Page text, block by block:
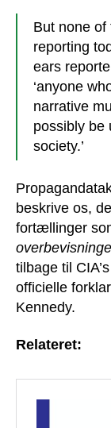
But none
reporting
ears
‘anyone
narrative
possibly be
society.’
beskrive os,
fortællinger
tilbage til
officielle
Kennedy.
Relateret: